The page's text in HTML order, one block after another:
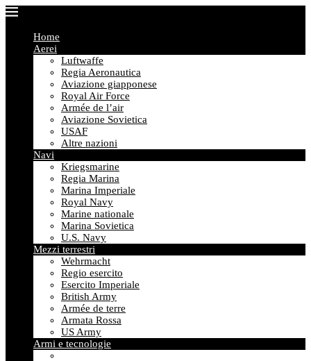
Home
Aerei
Luftwaffe
Regia Aeronautica
Aviazione giapponese
Royal Air Force
Armée de l’air
Aviazione Sovietica
USAF
Altre nazioni
Navi
Kriegsmarine
Regia Marina
Marina Imperiale
Royal Navy
Marine nationale
Marina Sovietica
U.S. Navy
Mezzi terrestri
Wehrmacht
Regio esercito
Esercito Imperiale
British Army
Armée de terre
Armata Rossa
US Army
Armi e tecnologie